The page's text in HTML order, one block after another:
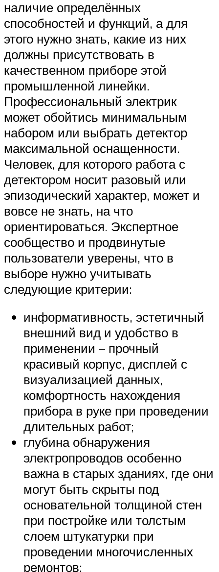
наличие определённых
способностей и функций, а для
этого нужно знать, какие из них
должны присутствовать в
качественном приборе этой
промышленной линейки.
Профессиональный электрик
может обойтись минимальным
набором или выбрать детектор
максимальной оснащенности.
Человек, для которого работа с
детектором носит разовый или
эпизодический характер, может и
вовсе не знать, на что
ориентироваться. Экспертное
сообщество и продвинутые
пользователи уверены, что в
выборе нужно учитывать
следующие критерии:
информативность, эстетичный
внешний вид и удобство в
применении – прочный
красивый корпус, дисплей с
визуализацией данных,
комфортность нахождения
прибора в руке при проведении
длительных работ;
глубина обнаружения
электропроводов особенно
важна в старых зданиях, где они
могут быть скрыты под
основательной толщиной стен
при постройке или толстым
слоем штукатурки при
проведении многочисленных
ремонтов;